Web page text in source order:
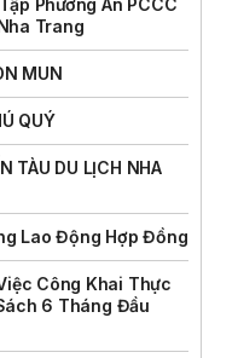
Trang
MUN
QUÝ
TÀU DU LỊCH NHA
Lao Động Hợp Đồng
Công Khai Thực
6 Tháng Đầu